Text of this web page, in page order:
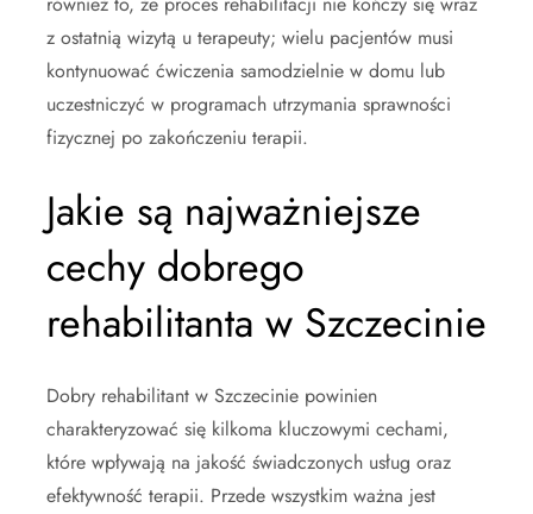
z ostatnią wizytą u terapeuty; wielu pacjentów musi
kontynuować ćwiczenia samodzielnie w domu lub
uczestniczyć w programach utrzymania sprawności
fizycznej po zakończeniu terapii.
Jakie są najważniejsze
cechy dobrego
rehabilitanta w Szczecinie
Dobry rehabilitant w Szczecinie powinien
charakteryzować się kilkoma kluczowymi cechami,
które wpływają na jakość świadczonych usług oraz
efektywność terapii. Przede wszystkim ważna jest